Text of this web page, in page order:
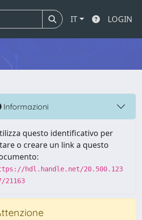
IT LOGIN
Informazioni
questo identificativo per
o creare un link a questo
hdl.handle.net/20.500.123
21163